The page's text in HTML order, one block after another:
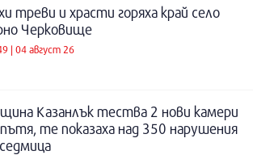
треви и храсти горяха край село
Черковище
| 04 август 26
Казанлък тества 2 нови камери
те показаха над 350 нарушения